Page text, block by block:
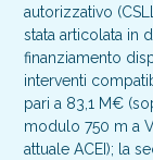
autorizzativo
stata articolata in
finanziamento
interventi
pari a 83,1 M€
modulo 750 m a
attuale ACEI); la